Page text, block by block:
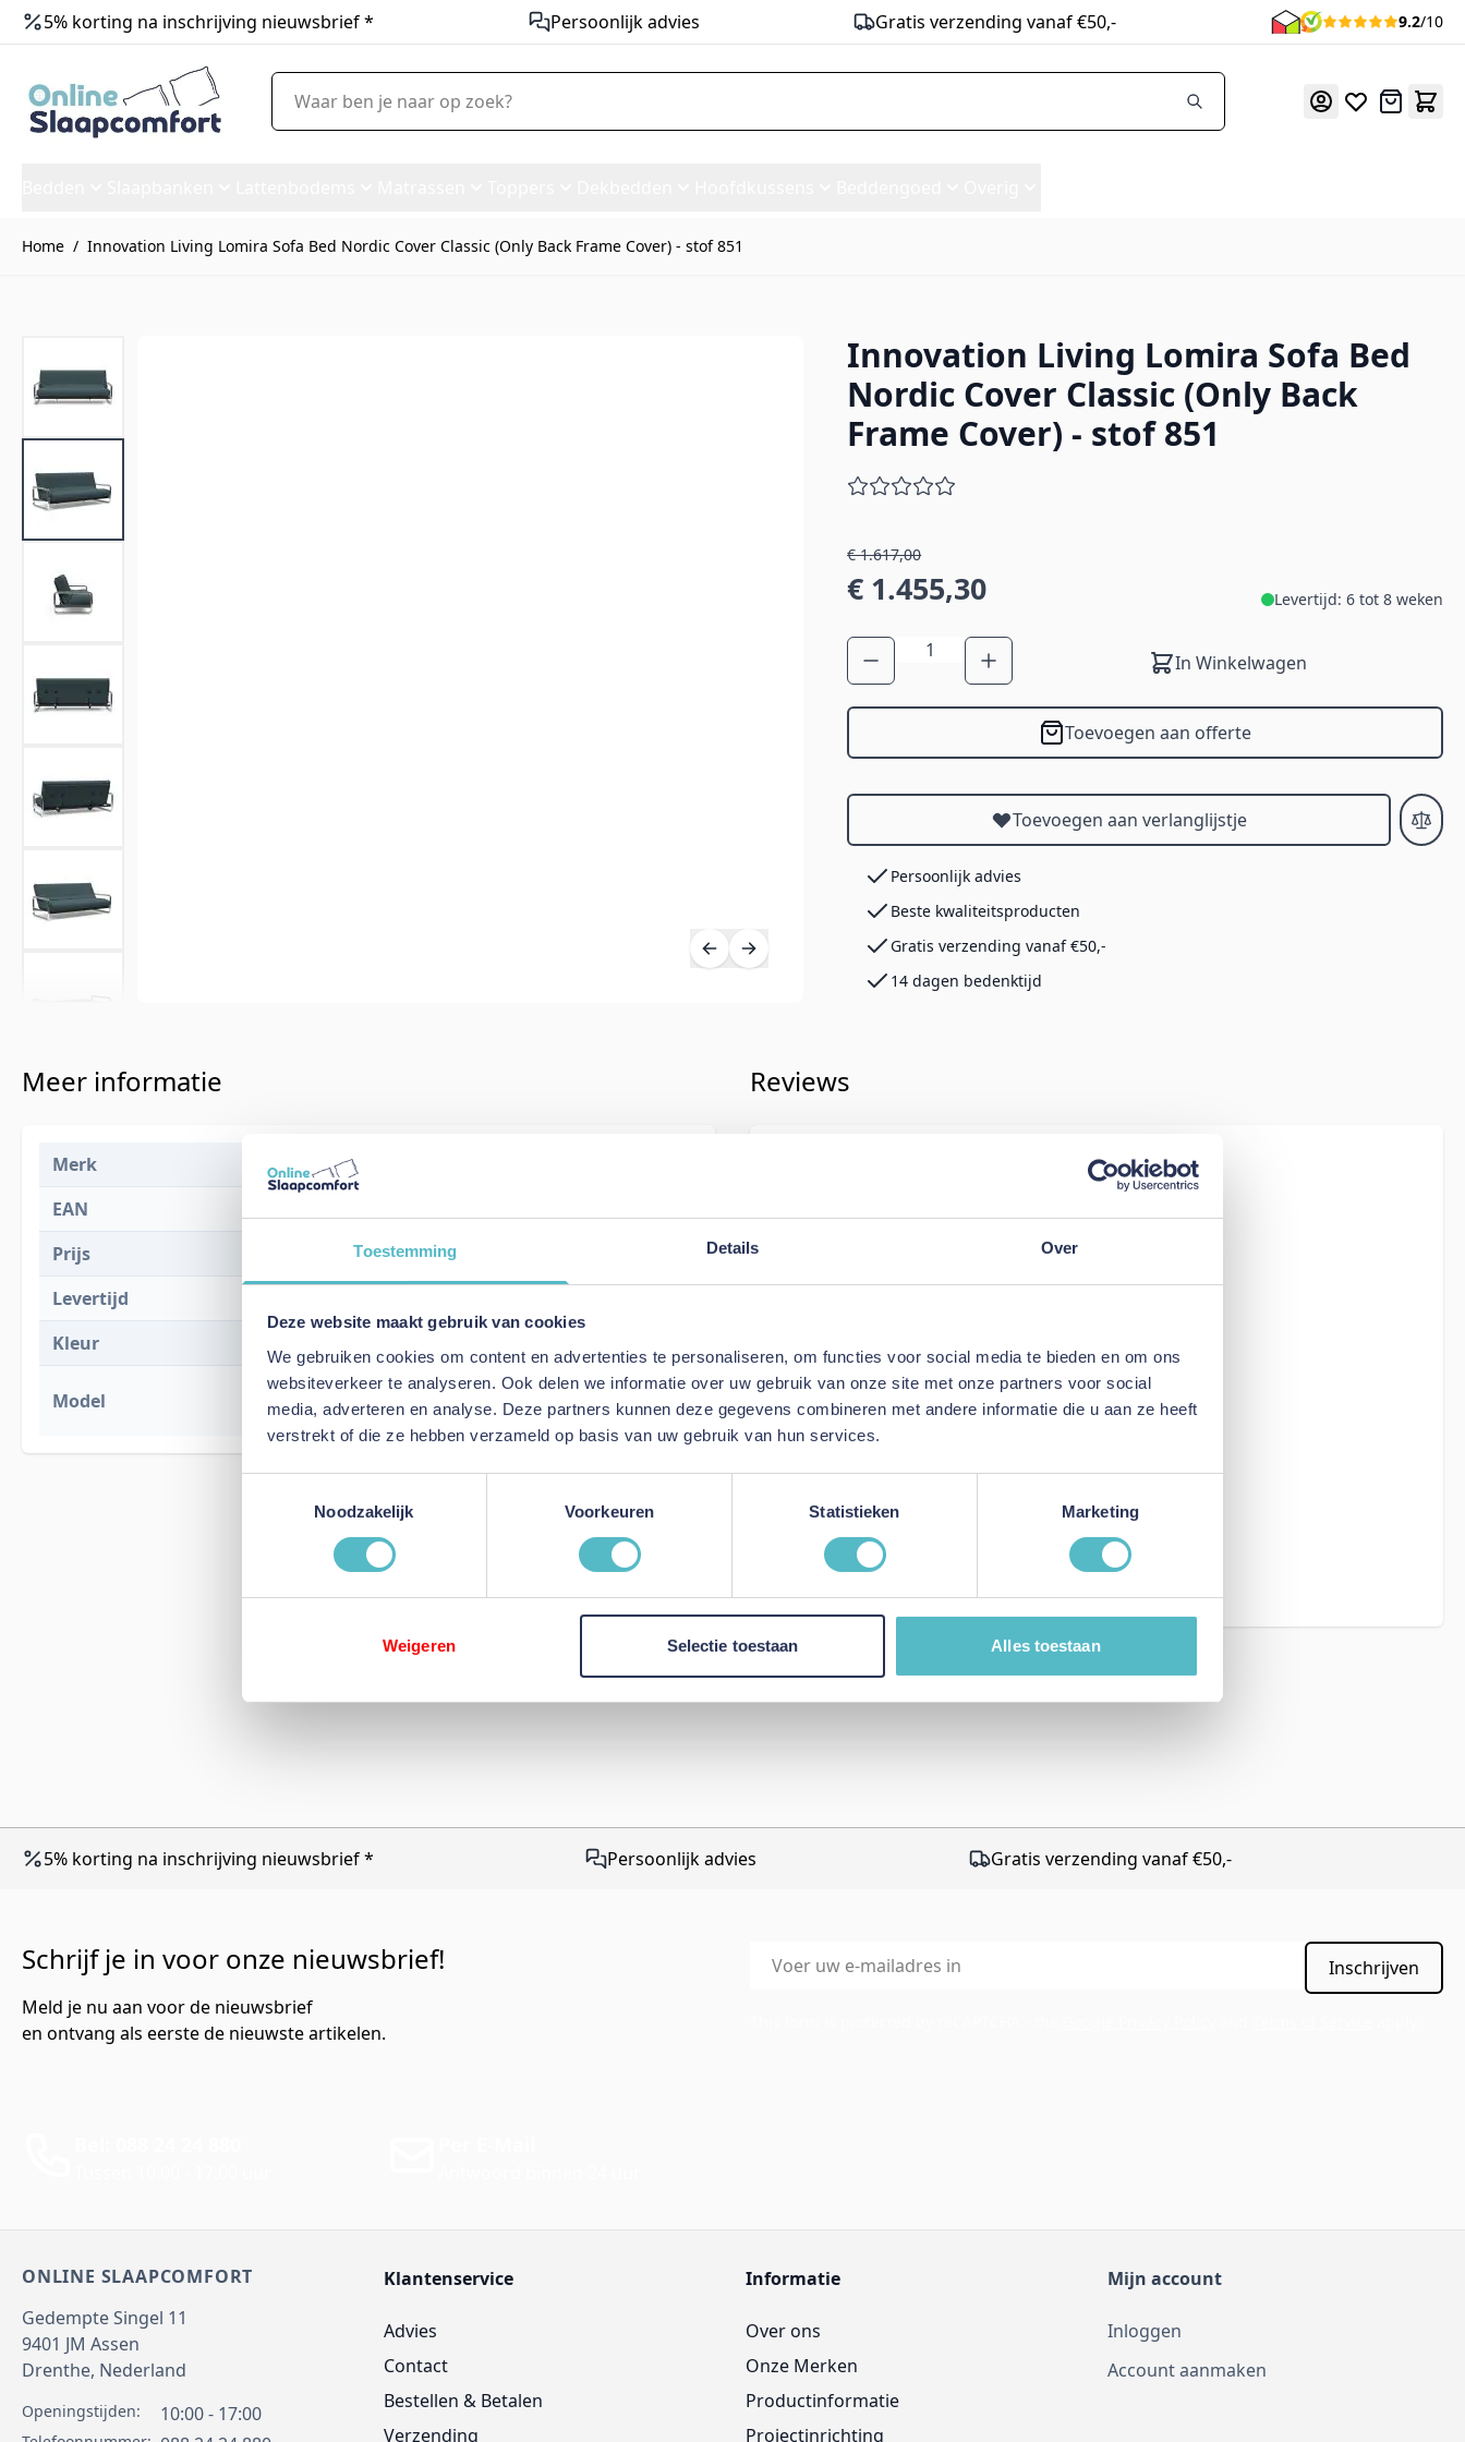
Toestemming Details Over
Deze website maakt gebruik van cookies
We gebruiken cookies om content en advertenties te personaliseren, om functies voor social media te bieden en om ons
websiteverkeer te analyseren. Ook delen we informatie over uw gebruik van onze site met onze partners voor social
media, adverteren en analyse. Deze partners kunnen deze gegevens combineren met andere informatie die u aan ze heeft
verstrekt of die ze hebben verzameld op basis van uw gebruik van hun services.
Noodzakelijk
Voorkeuren Statistieken Marketing
Weigeren Selectie toestaan Alles toestaan
5% korting na inschrijving nieuwsbrief * Persoonlijk advies Gratis verzending vanaf €50,- 9.2/10
Offerte
Waar ben je naar op zoek?
Home / Innovation Living Lomira Sofa Bed Nordic Cover Classic (Only Back Frame Cover) - stof 851
Innovation Living Lomira Sofa Bed Nordic Cover Classic (Only Back Frame Cover) - stof 851
Innovation Living Lomira Sofa Bed
Nordic Cover Classic (Only Back
Frame Cover) - stof 851
€ 1.617,00
€ 1.455,30 Levertijd: 6 tot 8 weken
Aantal
In Winkelwagen
Toevoegen aan offerte
Toevoegen aan verlanglijstje
Persoonlijk advies
Beste kwaliteitsproducten
Gratis verzending vanaf €50,-
14 dagen bedenktijd
Meer informatie
Merk
EAN
Prijs
€ 1.617,00
Levertijd
Kleur
Model
Lomira Sofa Bed Nordic Cover
Classic (Only Back Frame Cover)
Reviews
Review
This form is protected by reCAPTCHA - the
Google Privacy Policy
Terms of Service
5% korting na inschrijving nieuwsbrief * Persoonlijk advies Gratis verzending vanaf €50,-
Schrijf je in voor onze nieuwsbrief!
Meld je nu aan voor de nieuwsbrief
en ontvang als eerste de nieuwste artikelen.
E-mailadres
Inschrijven
ONLINE SLAAPCOMFORT
Gedempte Singel 11
9401 JM Assen
Drenthe, Nederland
Openingstijden: 10:00 - 17:00
Klantenservice
Advies
Contact
Bestellen & Betalen
Verzending
Informatie
Over ons
Onze Merken
Productinformatie
Projectinrichting
Mijn account
Inloggen
Account aanmaken